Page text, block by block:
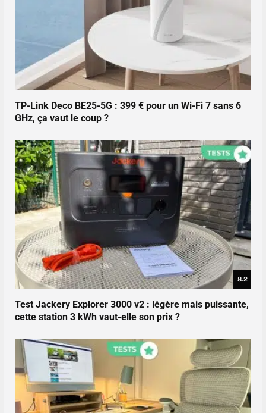
TP-Link Deco BE25-5G : 399 € pour un Wi-Fi 7 sans 6
GHz, ça vaut le coup ?
8.2
Test Jackery Explorer 3000 v2 : légère mais puissante,
cette station 3 kWh vaut-elle son prix ?